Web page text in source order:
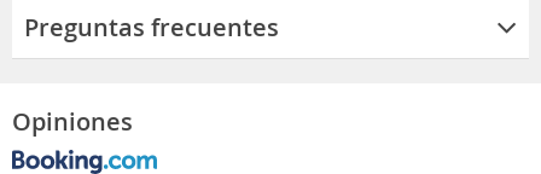
Preguntas frecuentes
Opiniones